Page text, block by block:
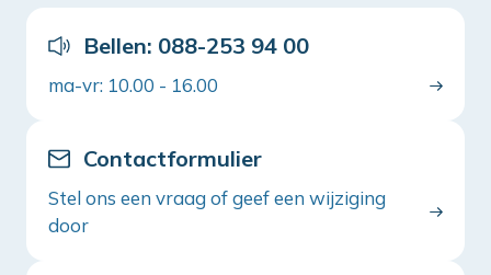
Bellen: 088-253 94 00
ma-vr: 10.00 - 16.00
Contactformulier
Stel ons een vraag of geef een wijziging
door